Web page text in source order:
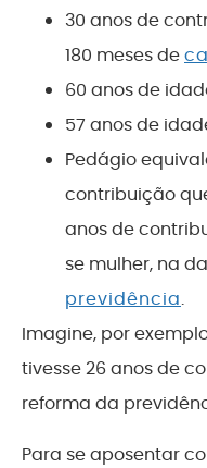
30 anos de
180 meses de
60 anos de
57 anos de
Pedágio
contribuição
anos de
se mulher, na
previdência.
Imagine, por
tivesse 26 anos de
reforma da
Para se aposentar